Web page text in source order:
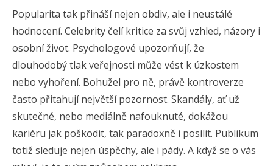
Popularita tak přináší nejen obdiv, ale i neustálé
hodnocení. Celebrity čelí kritice za svůj vzhled, názory i
osobní život. Psychologové upozorňují, že
dlouhodobý tlak veřejnosti může vést k úzkostem
nebo vyhoření. Bohužel pro ně, právě kontroverze
často přitahují největší pozornost. Skandály, ať už
skutečné, nebo mediálně nafouknuté, dokážou
kariéru jak poškodit, tak paradoxně i posílit. Publikum
totiž sleduje nejen úspěchy, ale i pády. A když se o vás